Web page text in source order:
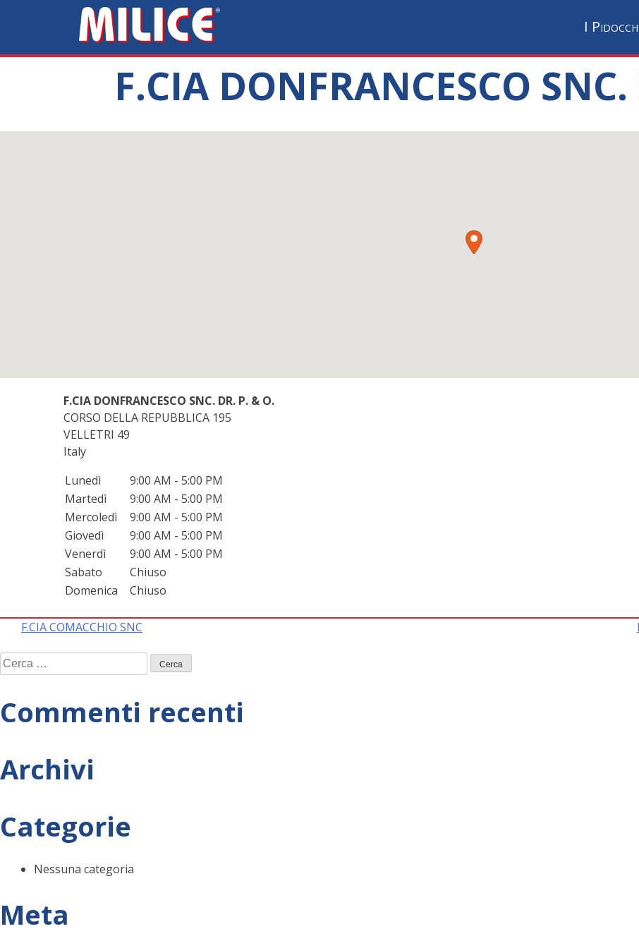
I
F.CIA DONFRANCESCO
F.CIA DONFRANCESCO SNC. DR. P. & O.
CORSO DELLA REPUBBLICA 195
VELLETRI 49
Italy
Lunedì
9:00 AM - 5:00 PM
Martedì
9:00 AM - 5:00 PM
Mercoledì
9:00 AM - 5:00 PM
Giovedì
9:00 AM - 5:00 PM
Venerdì
9:00 AM - 5:00 PM
Sabato
Chiuso
Domenica
Chiuso
Navigazione
articoli
F.CIA COMACCHIO SNC
Ricerca
per:
Commenti recenti
Archivi
Categorie
Nessuna categoria
Meta